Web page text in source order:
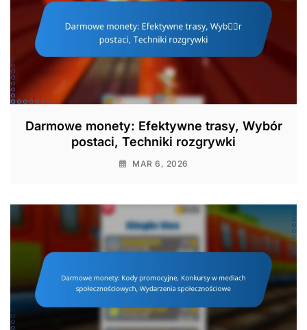
Darmowe monety: Efektywne trasy, Wybór
postaci, Techniki rozgrywki
MAR 6, 2026